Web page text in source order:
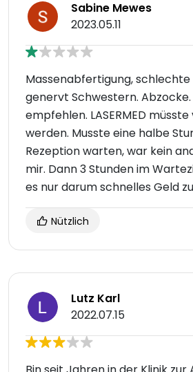
Sabine Mewes
2023.05.11
Massenabfertigung, schlechte
genervt Schwestern. Abzocke.
empfehlen. LASERMED
werden. Musste eine halbe
Rezeption warten, war kein
mir. Dann 3 Stunden im
es nur darum schnelles Geld
Nützlich
Lutz Karl
2022.07.15